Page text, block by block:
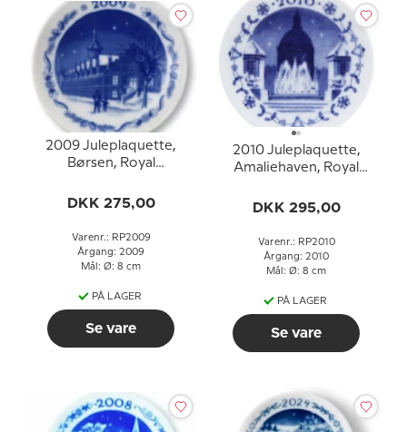
2009 Juleplaquette,
Børsen, Royal
DKK 275,00
Varenr.: RP2009
Årgang: 2009
Mål: Ø: 8 cm
PÅ LAGER
Se vare
2010 Juleplaquette,
Amaliehaven, Royal
DKK 295,00
Varenr.: RP2010
Årgang: 2010
Mål: Ø: 8 cm
PÅ LAGER
Se vare